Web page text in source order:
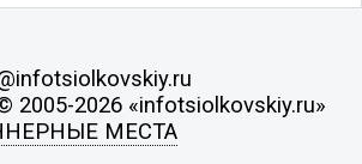
2005-2026 «infotsiolkovskiy.ru»
МЕСТА